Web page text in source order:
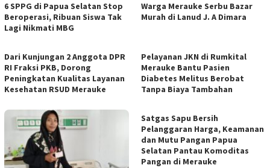
6 SPPG di Papua Selatan Stop
Beroperasi, Ribuan Siswa Tak
Lagi Nikmati MBG
Warga Merauke Serbu Bazar
Murah di Lanud J. A Dimara
Dari Kunjungan 2 Anggota DPR
RI Fraksi PKB, Dorong
Peningkatan Kualitas Layanan
Kesehatan RSUD Merauke
Pelayanan JKN di Rumkital
Merauke Bantu Pasien
Diabetes Melitus Berobat
Tanpa Biaya Tambahan
Satgas Sapu Bersih
Pelanggaran Harga, Keamanan
dan Mutu Pangan Papua
Selatan Pantau Komoditas
Pangan di Merauke